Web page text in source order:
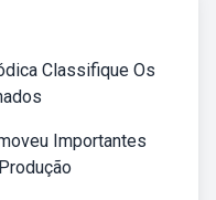
Classifique Os
Importantes